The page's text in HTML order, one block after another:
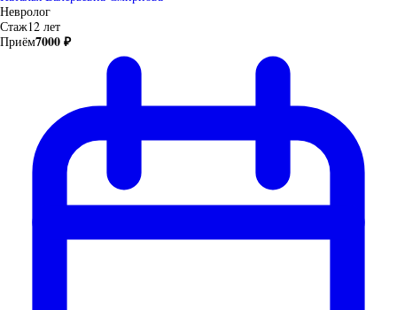
Невролог
Стаж12 лет
Приём7000 ₽